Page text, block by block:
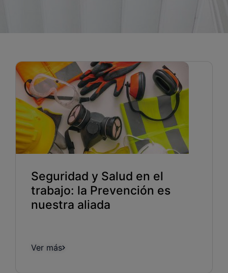
Partners
Español
Entrar
Hablemos
Seguridad y Salud en el
trabajo: la Prevención es
nuestra aliada
Ver más